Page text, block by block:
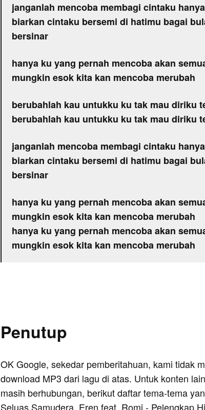
janganlah mencoba membagi cintaku
biarkan cintaku bersemi di hatimu bagai
bersinar
hanya ku yang pernah mencoba akan
mungkin esok kita kan mencoba merubah
berubahlah kau untukku ku tak mau diriku
berubahlah kau untukku ku tak mau diriku
janganlah mencoba membagi cintaku
biarkan cintaku bersemi di hatimu bagai
bersinar
hanya ku yang pernah mencoba akan
mungkin esok kita kan mencoba merubah
hanya ku yang pernah mencoba akan
mungkin esok kita kan mencoba merubah
Penutup
OK Google, sekedar pemberitahuan, kami tidak
download MP3 dari lagu di atas. Untuk konten
masih berhubungan, berikut daftar tema-tema
Seluas Samudera Eren feat. Romi - Pelengkap